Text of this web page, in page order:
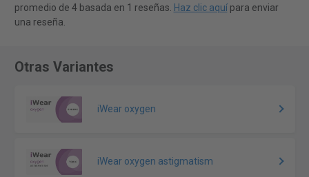
promedio de 4 basada en 1 reseñas. Haz clic aquípara enviar
una reseña.
Otras Variantes
iWear oxygen
iWear oxygen astigmatism